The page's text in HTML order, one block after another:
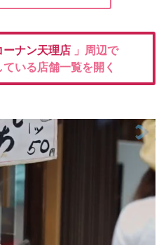
ナン天理店 」周辺で
いる店舗一覧を開く